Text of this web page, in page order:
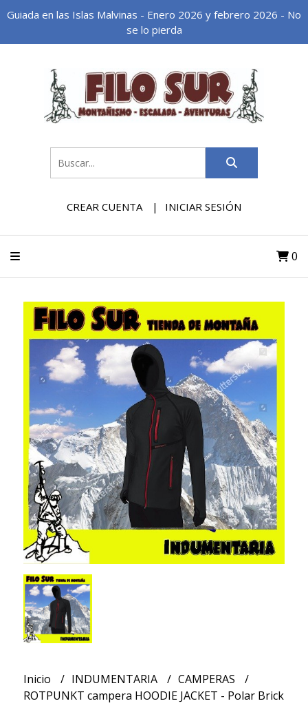
Guiada en las Islas Malvinas - Enero 2026 y febrero 2026 - No
se lo pierda
CREAR CUENTA INICIAR SESIÓN
0
Inicio INDUMENTARIA
CAMPERAS
ROTPUNKT campera HOODIE JACKET - Polar Brick